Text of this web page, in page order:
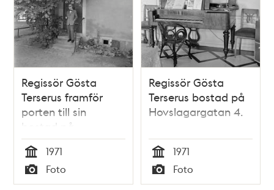
Regissör Gösta
Terserus framför
porten till sin
bostad på
Hovslagargatan 4.
Tid
1971
Typ
Foto
Regissör Gösta
Terserus bostad på
Hovslagargatan 4.
Tid
1971
Typ
Foto